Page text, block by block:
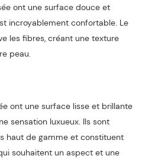
ont une surface douce et
incroyablement confortable. Le
les fibres, créant une texture
peau.
ont une surface lisse et brillante
sensation luxueux. Ils sont
haut de gamme et constituent
souhaitent un aspect et une